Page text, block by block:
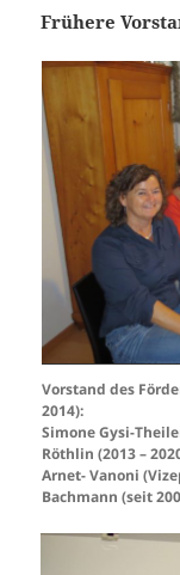
Frühere
Vorstand des
2014):
Simone Gysi-
Röthlin (2013 –
Arnet- Vanoni
Bachmann (seit